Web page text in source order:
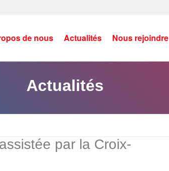
de nous Actualités Nous rejoindre
Actualités
par la Croix-